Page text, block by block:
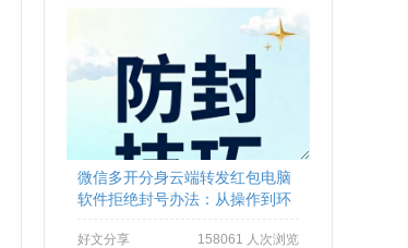
微信多开分身云端转发红包电脑
软件拒绝封号办法：从操作到环
好文分享 158061 人次浏览